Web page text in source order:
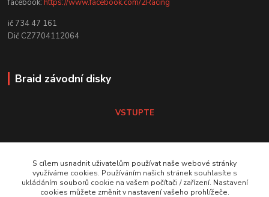
facebook:https://www.facebook.com/2Racing
ič 734 47 161
Dič CZ7704112064
Braid závodní disky
VSTUPTE
VSTUPTE Koni tlumiče
S cílem usnadnit uživatelům používat naše webové stránky
využíváme cookies. Používáním našich stránek souhlasíte s
ukládáním souborů cookie na vašem počítači / zařízení. Nastavení
cookies můžete změnit v nastavení vašeho prohlížeče.